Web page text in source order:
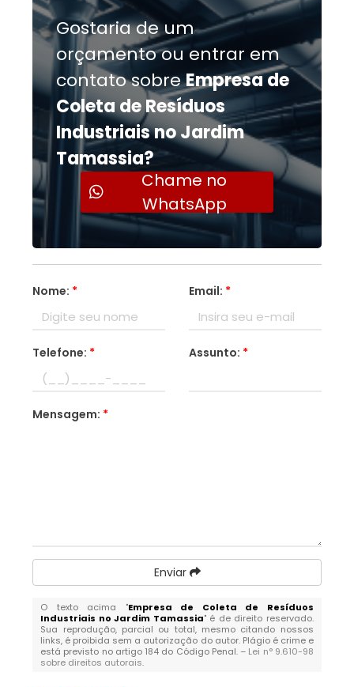
Gostaria de um
orçamento ou entrar em
contato sobreEmpresa de
Coleta de Resíduos
Industriais no Jardim
Tamassia?
Chame no
WhatsApp
Nome: * Email: *
Telefone: * Assunto: *
Mensagem: *
Enviar
O texto acima "Empresa de Coleta de Resíduos
Industriais no Jardim Tamassia" é de direito reservado.
Sua reprodução, parcial ou total, mesmo citando nossos
links, é proibida sem a autorização do autor. Plágio é crime e
está previsto no artigo 184 do Código Penal. – Lei n° 9.610-98
sobre direitos autorais.